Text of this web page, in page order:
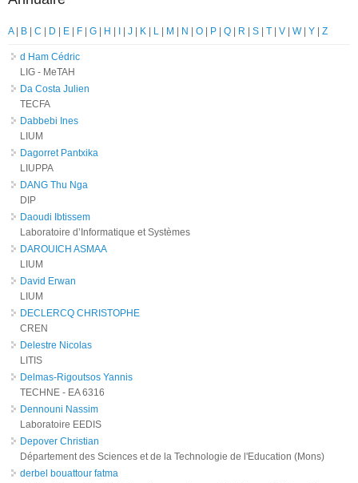
A | B | C | D | E | F | G | H | I | J | K | L | M | N | O | P | Q | R | S | T | V | W | Y | Z
d Ham Cédric
LIG - MeTAH
Da Costa Julien
TECFA
Dabbebi Ines
LIUM
Dagorret Pantxika
LIUPPA
DANG Thu Nga
DIP
Daoudi Ibtissem
Laboratoire d’Informatique et Systèmes
DAROUICH ASMAA
LIUM
David Erwan
LIUM
DECLERCQ CHRISTOPHE
CREN
Delestre Nicolas
LITIS
Delmas-Rigoutsos Yannis
TECHNE - EA 6316
Dennouni Nassim
Laboratoire EEDIS
Depover Christian
Département des Sciences et de la Technologie de l'Education (Mons)
derbel bouattour fatma